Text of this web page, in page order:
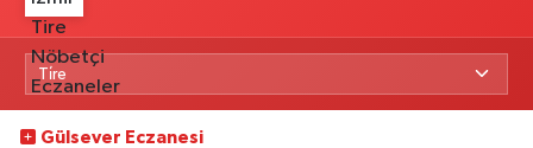
Gülsever Eczanesi